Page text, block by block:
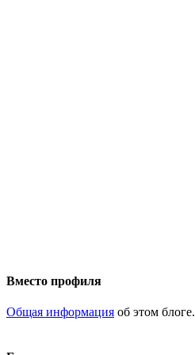
Вместо профиля
Общая информация об этом блоге.